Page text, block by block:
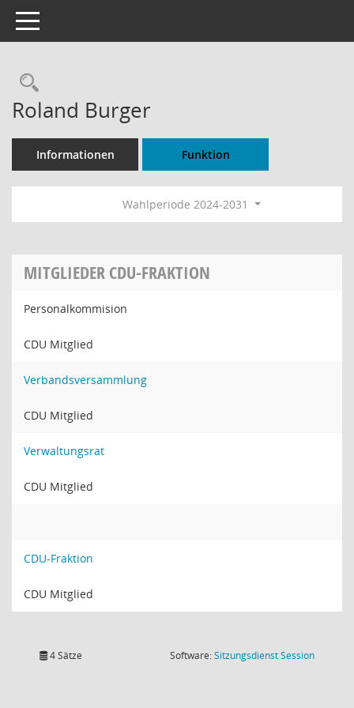
Toggle navigation
Rechercheauswahl
Roland Burger
Informationen Funktion
Wahlperiode 2024-2031
MITGLIEDER CDU-FRAKTION
Personalkommision
CDU Mitglied
Verbandsversammlung
CDU Mitglied
Verwaltungsrat
CDU Mitglied
CDU-Fraktion
CDU Mitglied
4 Sätze Software:SitzungsdienstSession(Wird in